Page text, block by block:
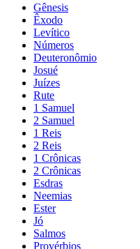
Gênesis
Êxodo
Levítico
Números
Deuteronômio
Josué
Juízes
Rute
1 Samuel
2 Samuel
1 Reis
2 Reis
1 Crônicas
2 Crônicas
Esdras
Neemias
Ester
Jó
Salmos
Provérbios